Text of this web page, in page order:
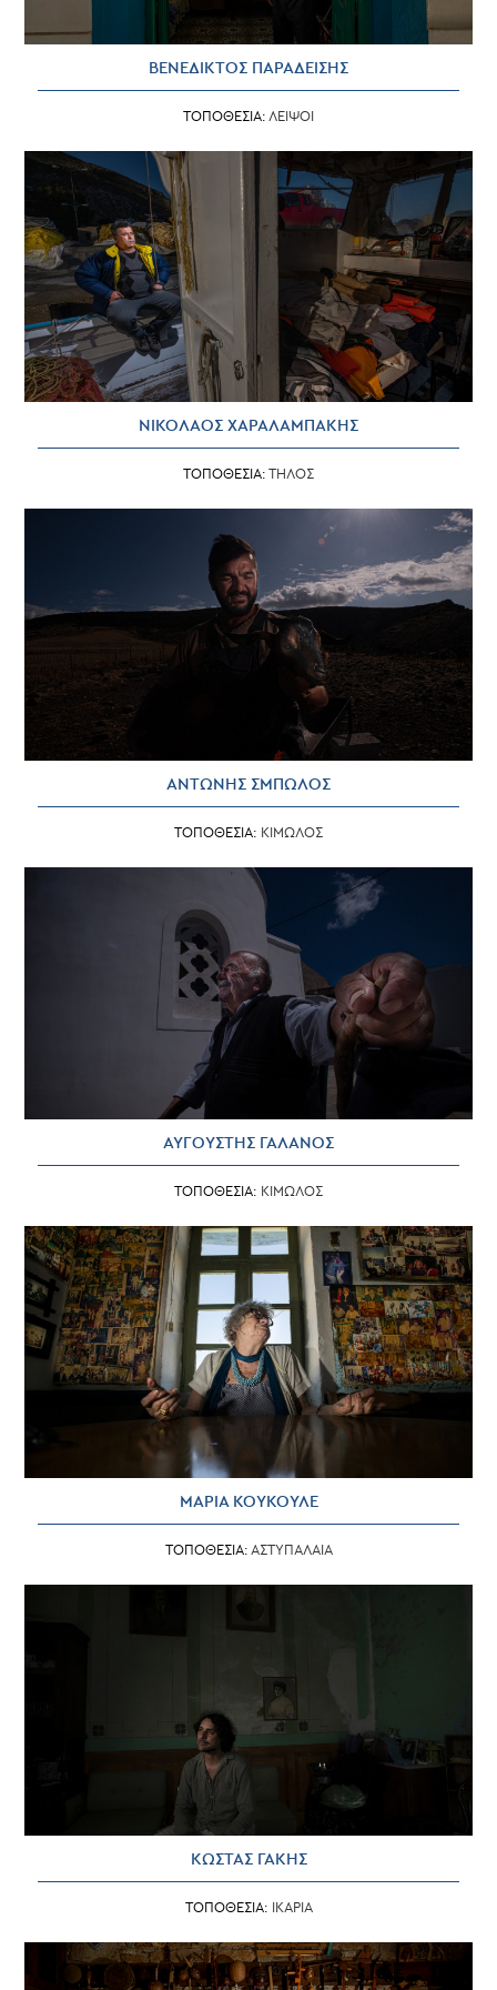
ΒΕΝΕΔΙΚΤΟΣ ΠΑΡΑΔΕΙΣΗΣ
ΤΟΠΟΘΕΣΙΑ: ΛΕΙΨΟΙ
ΝΙΚΟΛΑΟΣ ΧΑΡΑΛΑΜΠΑΚΗΣ
ΤΟΠΟΘΕΣΙΑ: ΤΗΛΟΣ
ΑΝΤΩΝΗΣ ΣΜΠΩΛΟΣ
ΤΟΠΟΘΕΣΙΑ: ΚΙΜΩΛΟΣ
ΑΥΓΟΥΣΤΗΣ ΓΑΛΑΝΟΣ
ΤΟΠΟΘΕΣΙΑ: ΚΙΜΩΛΟΣ
ΜΑΡΙΑ ΚΟΥΚΟΥΛΕ
ΤΟΠΟΘΕΣΙΑ: ΑΣΤΥΠΑΛΑΙΑ
ΚΩΣΤΑΣ ΓΑΚΗΣ
ΤΟΠΟΘΕΣΙΑ: ΙΚΑΡΙΑ